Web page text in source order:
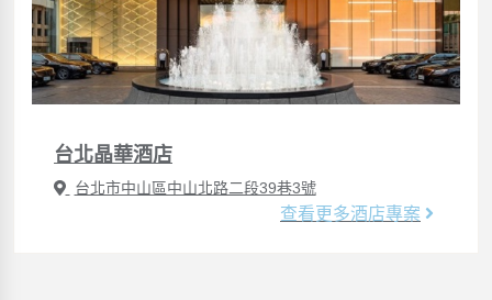
台北晶華酒店
台北市中山區中山北路二段39巷3號
查看更多酒店專案